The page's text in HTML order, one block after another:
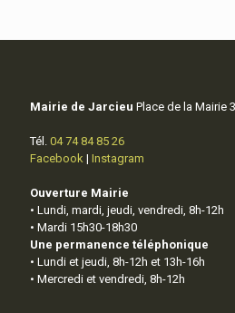
Mairie de Jarcieu Place de la Mairie
Tél. 04 74 84 85 26
Facebook | Instagram
Ouverture Mairie
• Lundi, mardi, jeudi, vendredi, 8h-12h
• Mardi 15h30-18h30
Une permanence téléphonique
• Lundi et jeudi, 8h-12h et 13h-16h
• Mercredi et vendredi, 8h-12h